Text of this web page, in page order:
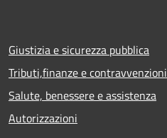
Giustizia e sicurezza pubblica
Tributi,finanze e contravvenzioni
Salute, benessere e assistenza
Autorizzazioni